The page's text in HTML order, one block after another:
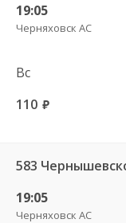
19:05
Черняховск АС
Вс
110 руб.
19:05
Черняховск АС